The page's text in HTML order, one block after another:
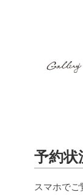
予約状
スマホで